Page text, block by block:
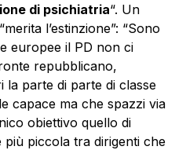
di psichiatria“. Un
l’estinzione”: “Sono
europee il PD non ci
repubblicano,
la parte di parte di classe
capace ma che spazzi via
obiettivo quello di
piccola tra dirigenti che